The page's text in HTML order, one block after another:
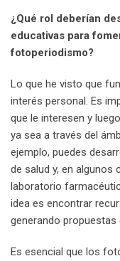
¿Qué rol deberían
educativas para
fotoperiodismo?
Lo que he visto que
interés personal. Es
que le interesen y
ya sea a través del
ejemplo, puedes
de salud y, en algunos
laboratorio
idea es encontrar
generando
Es esencial que los